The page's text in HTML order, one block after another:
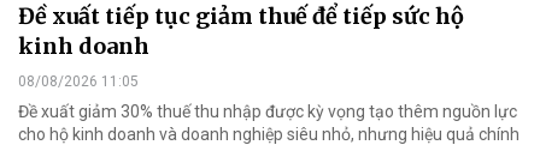
Đề xuất tiếp tục giảm thuế để tiếp sức hộ
kinh doanh
08/08/2026 11:05
Đề xuất giảm 30% thuế thu nhập được kỳ vọng tạo thêm nguồn lực
cho hộ kinh doanh và doanh nghiệp siêu nhỏ, nhưng hiệu quả chính